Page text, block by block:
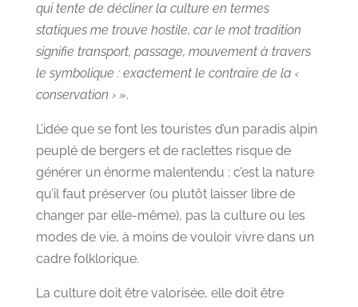
qui tente de décliner la culture en termes
statiques me trouve hostile, car le mot tradition
signifie transport, passage, mouvement à travers
le symbolique : exactement le contraire de la ‹
conservation › ».
L’idée que se font les touristes d’un paradis alpin
peuplé de bergers et de raclettes risque de
générer un énorme malentendu : c’est la nature
qu’il faut préserver (ou plutôt laisser libre de
changer par elle-même), pas la culture ou les
modes de vie, à moins de vouloir vivre dans un
cadre folklorique.
La culture doit être valorisée, elle doit être